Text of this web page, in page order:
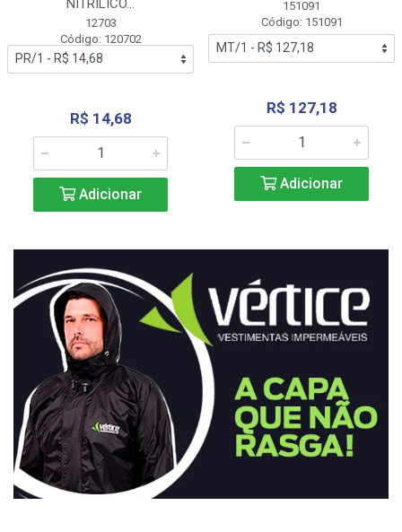
NITRÍLICO...
12703
Código: 120702
R$ 14,68
Adicionar
151091
Código: 151091
R$ 127,18
Adicionar